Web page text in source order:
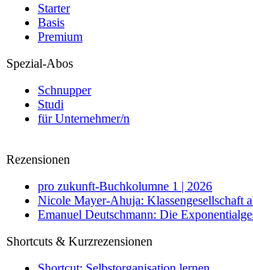
Starter
Basis
Premium
Spezial-Abos
Schnupper
Studi
für Unternehmer/n
Rezensionen
pro zukunft-Buchkolumne 1 | 2026
Nicole Mayer-Ahuja: Klassengesellschaft
Emanuel Deutschmann: Die
Shortcuts & Kurzrezensionen